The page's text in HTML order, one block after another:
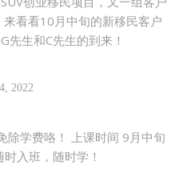
看看10月中旬的新移民客户
先生和C先生的到来！
2022
除学费咯！ 上课时间 9月中旬
入班，随时学！